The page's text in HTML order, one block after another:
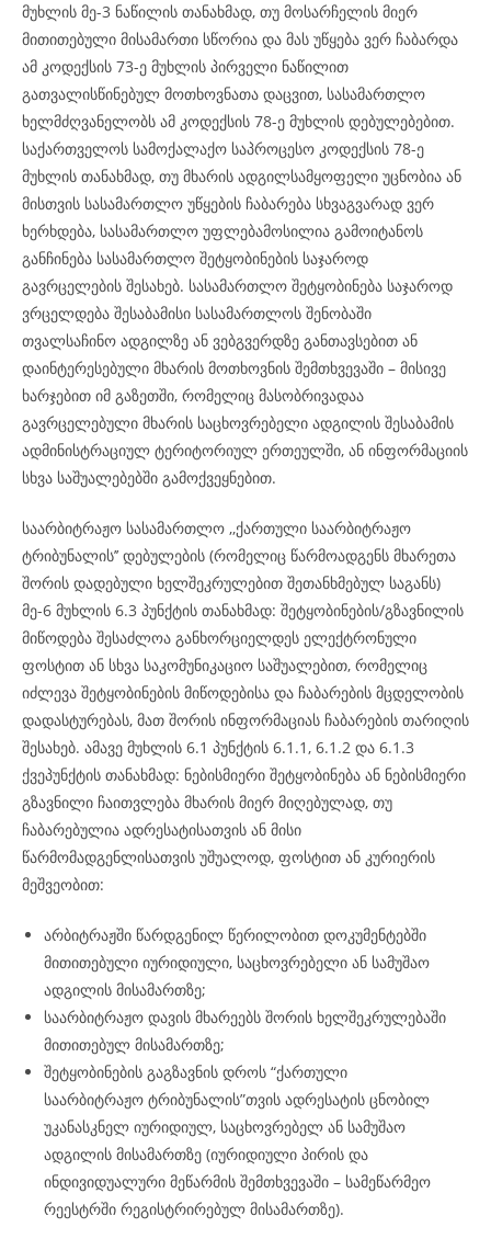
მუხლის მე-3 ნაწილის თანახმად, თუ მოსარჩელის მიერ
მითითებული მისამართი სწორია და მას უწყება ვერ ჩაბარდა
ამ კოდექსის 73-ე მუხლის პირველი ნაწილით
გათვალისწინებულ მოთხოვნათა დაცვით, სასამართლო
ხელმძღვანელობს ამ კოდექსის 78-ე მუხლის დებულებებით.
საქართველოს სამოქალაქო საპროცესო კოდექსის 78-ე
მუხლის თანახმად, თუ მხარის ადგილსამყოფელი უცნობია ან
მისთვის სასამართლო უწყების ჩაბარება სხვაგვარად ვერ
ხერხდება, სასამართლო უფლებამოსილია გამოიტანოს
განჩინება სასამართლო შეტყობინების საჯაროდ
გავრცელების შესახებ. სასამართლო შეტყობინება საჯაროდ
ვრცელდება შესაბამისი სასამართლოს შენობაში
თვალსაჩინო ადგილზე ან ვებგვერდზე განთავსებით ან
დაინტერესებული მხარის მოთხოვნის შემთხვევაში – მისივე
ხარჯებით იმ გაზეთში, რომელიც მასობრივადაა
გავრცელებული მხარის საცხოვრებელი ადგილის შესაბამის
ადმინისტრაციულ ტერიტორიულ ერთეულში, ან ინფორმაციის
სხვა საშუალებებში გამოქვეყნებით.
საარბიტრაჟო სასამართლო ,,ქართული საარბიტრაჟო
ტრიბუნალის’’ დებულების (რომელიც წარმოადგენს მხარეთა
შორის დადებული ხელშეკრულებით შეთანხმებულ საგანს)
მე-6 მუხლის 6.3 პუნქტის თანახმად: შეტყობინების/გზავნილის
მიწოდება შესაძლოა განხორციელდეს ელექტრონული
ფოსტით ან სხვა საკომუნიკაციო საშუალებით, რომელიც
იძლევა შეტყობინების მიწოდებისა და ჩაბარების მცდელობის
დადასტურებას, მათ შორის ინფორმაციას ჩაბარების თარიღის
შესახებ. ამავე მუხლის 6.1 პუნქტის 6.1.1, 6.1.2 და 6.1.3
ქვეპუნქტის თანახმად: ნებისმიერი შეტყობინება ან ნებისმიერი
გზავნილი ჩაითვლება მხარის მიერ მიღებულად, თუ
ჩაბარებულია ადრესატისათვის ან მისი
წარმომადგენლისათვის უშუალოდ, ფოსტით ან კურიერის
მეშვეობით:
არბიტრაჟში წარდგენილ წერილობით დოკუმენტებში
მითითებული იურიდიული, საცხოვრებელი ან სამუშაო
ადგილის მისამართზე;
საარბიტრაჟო დავის მხარეებს შორის ხელშეკრულებაში
მითითებულ მისამართზე;
შეტყობინების გაგზავნის დროს “ქართული
საარბიტრაჟო ტრიბუნალის”თვის ადრესატის ცნობილ
უკანასკნელ იურიდიულ, საცხოვრებელ ან სამუშაო
ადგილის მისამართზე (იურიდიული პირის და
ინდივიდუალური მეწარმის შემთხვევაში – სამეწარმეო
რეესტრში რეგისტრირებულ მისამართზე).